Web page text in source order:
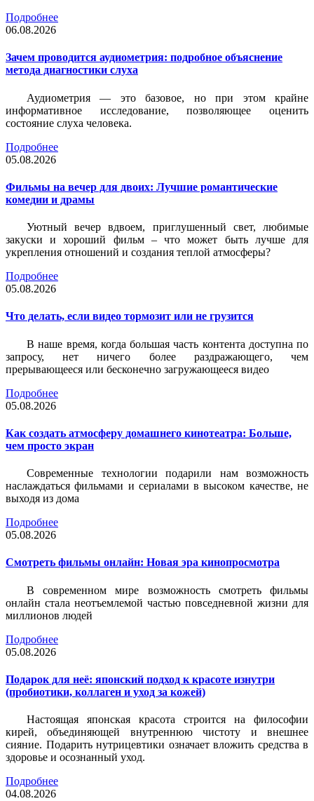
Подробнее
06.08.2026
Зачем проводится аудиометрия: подробное объяснение
метода диагностики слуха
Аудиометрия — это базовое, но при этом крайне
информативное исследование, позволяющее оценить
состояние слуха человека.
Подробнее
05.08.2026
Фильмы на вечер для двоих: Лучшие романтические
комедии и драмы
Уютный вечер вдвоем, приглушенный свет, любимые
закуски и хороший фильм – что может быть лучше для
укрепления отношений и создания теплой атмосферы?
Подробнее
05.08.2026
Что делать, если видео тормозит или не грузится
В наше время, когда большая часть контента доступна по
запросу, нет ничего более раздражающего, чем
прерывающееся или бесконечно загружающееся видео
Подробнее
05.08.2026
Как создать атмосферу домашнего кинотеатра: Больше,
чем просто экран
Современные технологии подарили нам возможность
наслаждаться фильмами и сериалами в высоком качестве, не
выходя из дома
Подробнее
05.08.2026
Смотреть фильмы онлайн: Новая эра кинопросмотра
В современном мире возможность смотреть фильмы
онлайн стала неотъемлемой частью повседневной жизни для
миллионов людей
Подробнее
05.08.2026
Подарок для неё: японский подход к красоте изнутри
(пробиотики, коллаген и уход за кожей)
Настоящая японская красота строится на философии
кирей, объединяющей внутреннюю чистоту и внешнее
сияние. Подарить нутрицевтики означает вложить средства в
здоровье и осознанный уход.
Подробнее
04.08.2026